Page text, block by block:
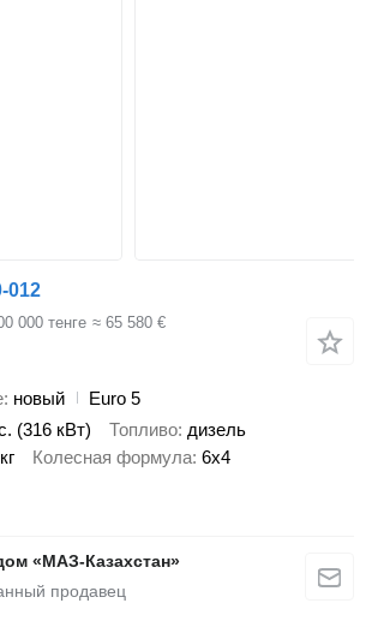
012
000 тенге ≈ 65 580 €
новый
Euro 5
(316 кВт) Топливо дизель
Колесная формула 6x4
«МАЗ-Казахстан»